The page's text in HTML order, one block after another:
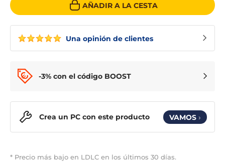
Una opinión de clientes
AÑADIR A LA CESTA
* Precio más bajo en LDLC en los últimos 30 días.
Crea un PC con este producto VAMOS ›
-3% con el código BOOST